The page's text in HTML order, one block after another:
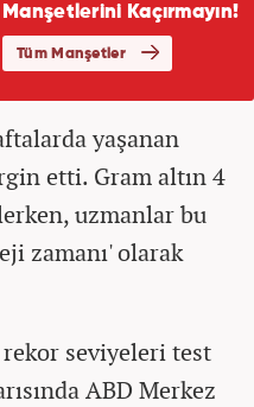
yaşanan
etti. Gram altın 4
uzmanlar bu
zamanı' olarak
seviyeleri test
ABD Merkez